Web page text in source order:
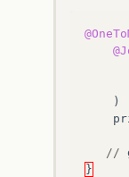
)
//
}